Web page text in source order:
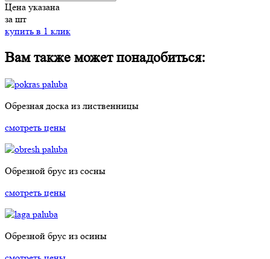
Цена указана
за шт
купить в 1 клик
Вам также может понадобиться:
Обрезная доска из лиственницы
смотреть цены
Обрезной брус из сосны
смотреть цены
Обрезной брус из осины